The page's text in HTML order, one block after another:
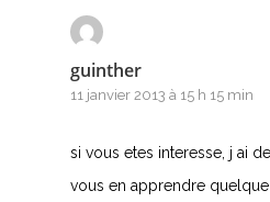
guinther
11 janvier 2013 à 15 h 15 min
si vous etes interesse, j ai
vous en apprendre quelque